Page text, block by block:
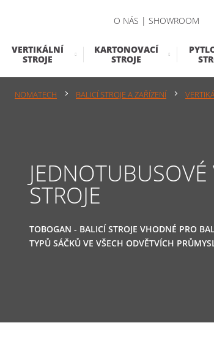
O NÁS | SHOWROOM
VERTIKÁLNÍ
STROJE
KARTONOVACÍ
STROJE
NOMATECH BALICÍ STROJE A ZAŘÍZENÍ
STROJE
TOBOGAN - BALICÍ STROJE VHODNÉ PRO
TYPŮ SÁČKŮ VE VŠECH ODVĚTVÍCH